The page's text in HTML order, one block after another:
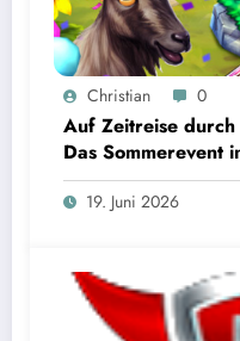
Christian 0
Auf Zeitreise
Das Sommerevent
19. Juni 2026